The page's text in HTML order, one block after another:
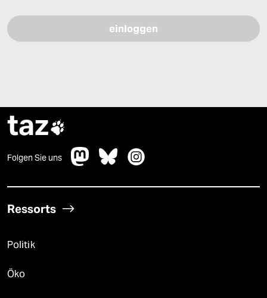
taz
Folgen Sie uns
Ressorts
Politik
Öko